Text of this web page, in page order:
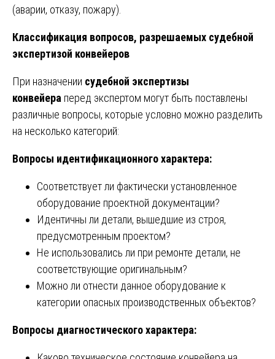
(аварии, отказу, пожару).
Классификация вопросов, разрешаемых судебной
экспертизой конвейеров
При назначении судебной экспертизы
конвейера перед экспертом могут быть поставлены
различные вопросы, которые условно можно разделить
на несколько категорий:
Вопросы идентификационного характера:
Соответствует ли фактически установленное
оборудование проектной документации?
Идентичны ли детали, вышедшие из строя,
предусмотренным проектом?
Не использовались ли при ремонте детали, не
соответствующие оригинальным?
Можно ли отнести данное оборудование к
категории опасных производственных объектов?
Вопросы диагностического характера: